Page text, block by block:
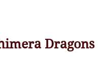
Dragons